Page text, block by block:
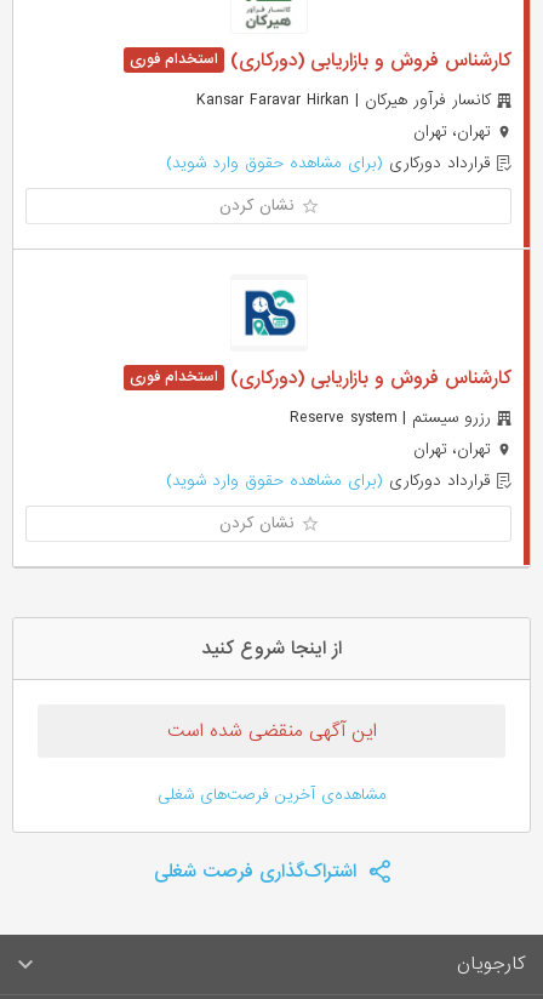
کارشناس فروش و بازاریابی (دورکاری)
کانسار فرآور هیرکان | Kansar Faravar Hirkan
تهران، تهران
قرارداد دورکاری (برای مشاهده حقوق وارد شوید)
نشان کردن
کارشناس فروش و بازاریابی (دورکاری)
رزرو سیستم | Reserve system
تهران، تهران
قرارداد دورکاری (برای مشاهده حقوق وارد شوید)
نشان کردن
از اینجا شروع کنید
این آگهی منقضی شده است
مشاهده‌ی آخرین فرصت‌های شغلی
اشتراک‌گذاری فرصت شغلی
کارجویان